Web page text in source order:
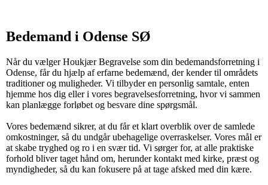
Bedemand i Odense SØ
Når du vælger Houkjær Begravelse som din bedemandsforretning i
Odense, får du hjælp af erfarne bedemænd, der kender til områdets
traditioner og muligheder. Vi tilbyder en personlig samtale, enten
hjemme hos dig eller i vores begravelsesforretning, hvor vi sammen
kan planlægge forløbet og besvare dine spørgsmål.
Vores bedemænd sikrer, at du får et klart overblik over de samlede
omkostninger, så du undgår ubehagelige overraskelser. Vores mål er
at skabe tryghed og ro i en svær tid. Vi sørger for, at alle praktiske
forhold bliver taget hånd om, herunder kontakt med kirke, præst og
myndigheder, så du kan fokusere på at tage afsked med din kære.